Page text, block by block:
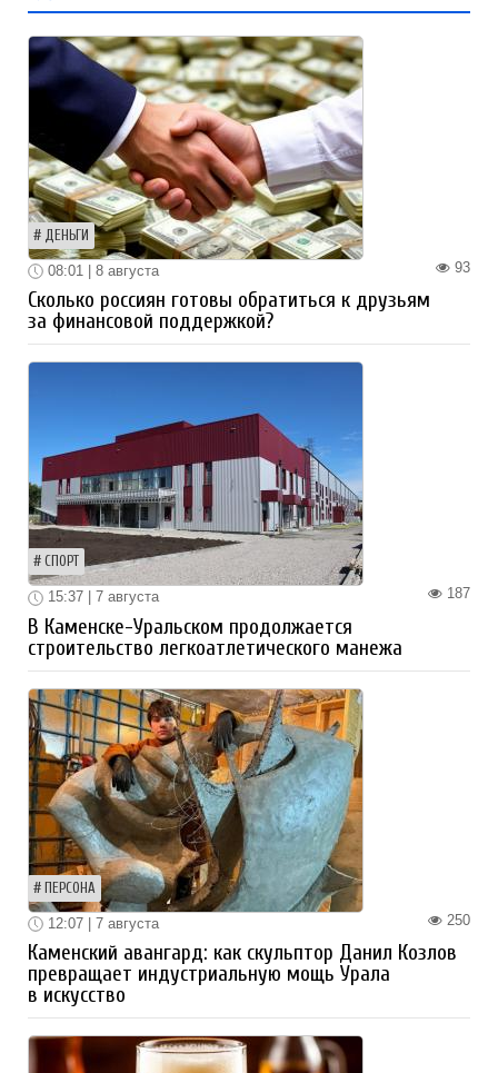
ДЕНЬГИ
93
08:01 | 8 августа
Сколько россиян готовы обратиться к друзьям
за финансовой поддержкой?
СПОРТ
187
15:37 | 7 августа
В Каменске-Уральском продолжается
строительство легкоатлетического манежа
ПЕРСОНА
250
12:07 | 7 августа
Каменский авангард: как скульптор Данил Козлов
превращает индустриальную мощь Урала
в искусство